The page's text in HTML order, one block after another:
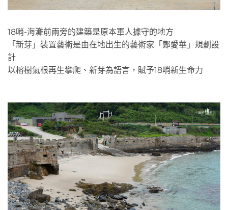
18哨-海灘前兩旁的建築是原本軍人據守的地方
「新芽」裝置藝術是由在地出生的藝術家「鄭愛華」規劃設
計
以榕樹氣根再生攀爬、新芽為語言，賦予18哨新生命力